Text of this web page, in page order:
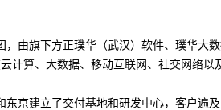
由旗下方正璞华（武汉）软件、璞华大
计算、大数据、移动互联网、社交网络以
东京建立了交付基地和研发中心，客户遍